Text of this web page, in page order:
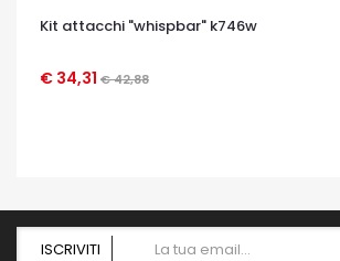
Kit attacchi "whispbar" k746w
€ 34,31 € 42,88
OCCHIATA VELOCE
ISCRIVITI